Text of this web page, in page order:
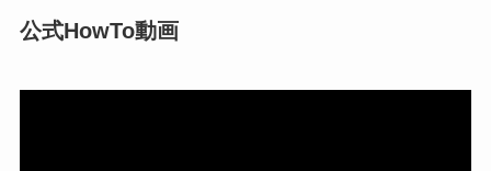
公式HowTo動画